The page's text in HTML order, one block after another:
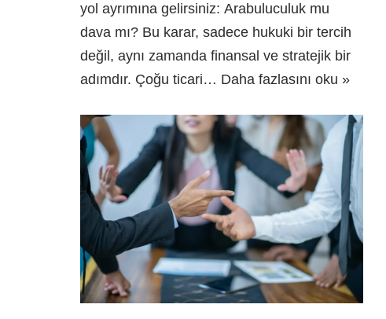
yol ayrımına gelirsiniz: Arabuluculuk mu
dava mı? Bu karar, sadece hukuki bir tercih
değil, aynı zamanda finansal ve stratejik bir
adımdır. Çoğu ticari… Daha fazlasını oku »